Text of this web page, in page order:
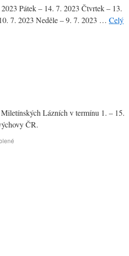
Pátek – 14. 7. 2023 Čtvrtek – 13.
7. 2023 Neděle – 9. 7. 2023 … Celý
Lázních v termínu 1. – 15.
ČR.